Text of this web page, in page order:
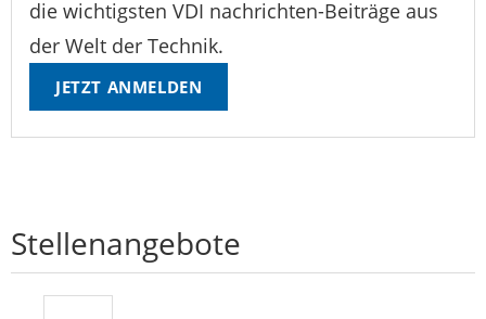
die wichtigsten VDI nachrichten-Beiträge aus
der Welt der Technik.
JETZT ANMELDEN
Stellenangebote